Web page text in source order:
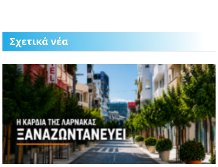
Σχετικά νέα